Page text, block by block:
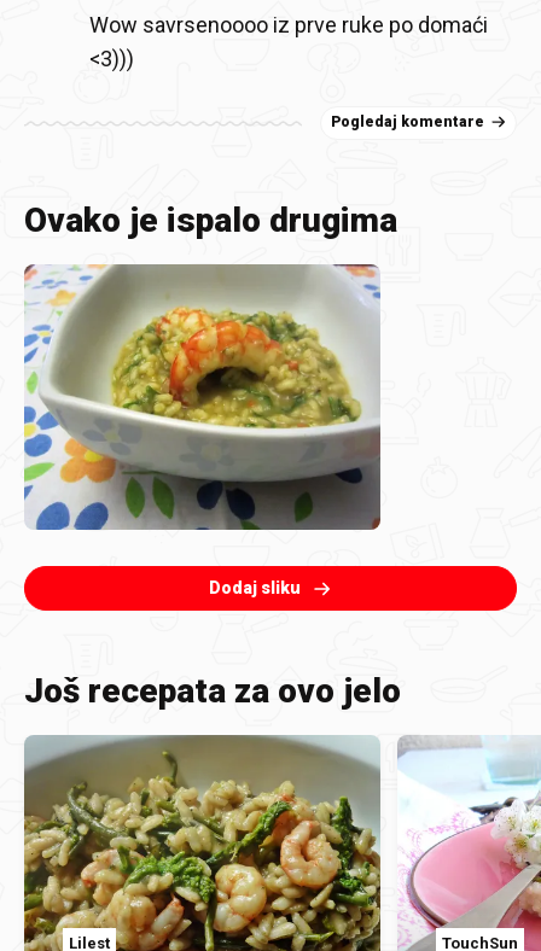
Wow savrsenoooo iz prve ruke po domaći
<3)))
Pogledaj komentare
Ovako je ispalo drugima
Dodaj sliku
Još recepata za ovo jelo
Lilest TouchSun